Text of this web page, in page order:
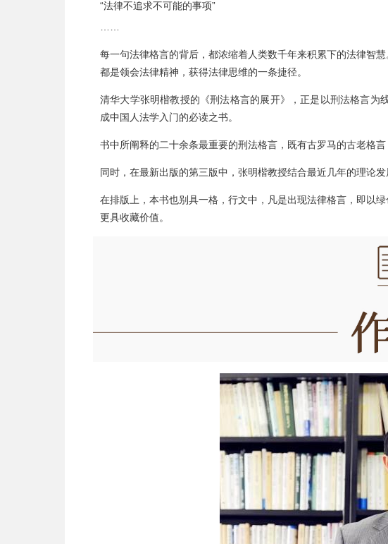
“法律不追求不可能的事项”
……
每一句法律格言的背后，都浓缩着人类数千年来积累下的法律智
都是领会法律精神，获得法律思维的一条捷径。
清华大学张明楷教授的《刑法格言的展开》，正是以刑法格言
成中国人法学入门的必读之书。
书中所阐释的二十余条最重要的刑法格言，既有古罗马的古老格
同时，在最新出版的第三版中，张明楷教授结合最近几年的理论
在排版上，本书也别具一格，行文中，凡是出现法律格言，即以
更具收藏价值。